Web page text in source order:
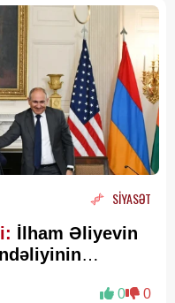
SİYASƏT
İlham Əliyevin
0 0